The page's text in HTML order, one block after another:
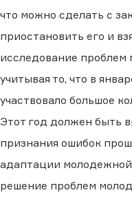
что можно сделать с
приостановить его и
исследование
учитывая то, что в
участвовало большое
Этот год должен быть
признания ошибок
адаптации
решение проблем